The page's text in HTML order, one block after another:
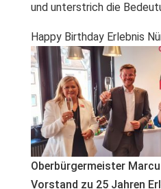
und unterstrich die
Happy Birthday Erlebnis
Oberbürgermeister
Vorstand zu 25 Jahren